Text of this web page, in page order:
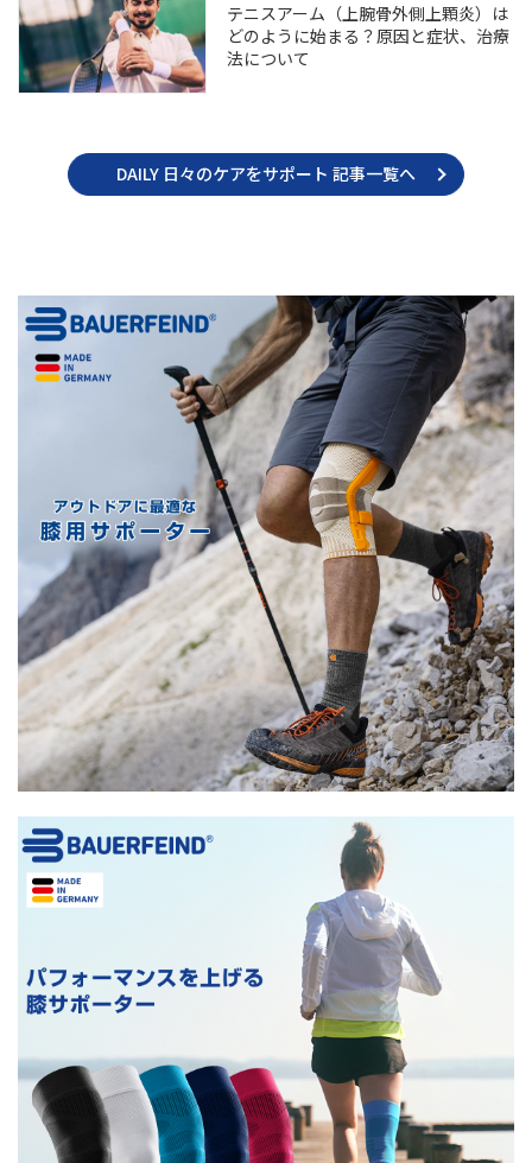
テニスアーム（上腕骨外側上顆炎）は
どのように始まる？原因と症状、治療
法について
DAILY 日々のケアをサポート 記事一覧へ